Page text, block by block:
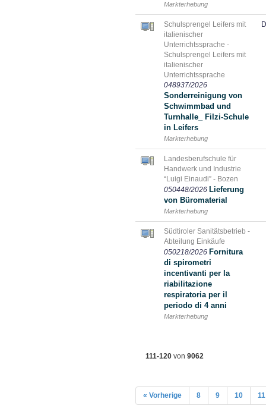
Markterhebung
Schulsprengel Leifers mit
italienischer
Unterrichtssprache -
Schulsprengel Leifers mit
italienischer
Unterrichtssprache
048937/2026
Sonderreinigung von
Schwimmbad und
Turnhalle_ Filzi-Schule
in Leifers
Markterhebung
Landesberufschule für
Handwerk und Industrie
“Luigi Einaudi” - Bozen
050448/2026 Lieferung
von Büromaterial
Markterhebung
Südtiroler Sanitätsbetrieb -
Abteilung Einkäufe
050218/2026 Fornitura
di spirometri
incentivanti per la
riabilitazione
respiratoria per il
periodo di 4 anni
Markterhebung
111-120 von 9062
« Vorherige 8 9 10 11